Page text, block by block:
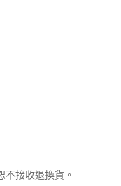
接收退換貨。